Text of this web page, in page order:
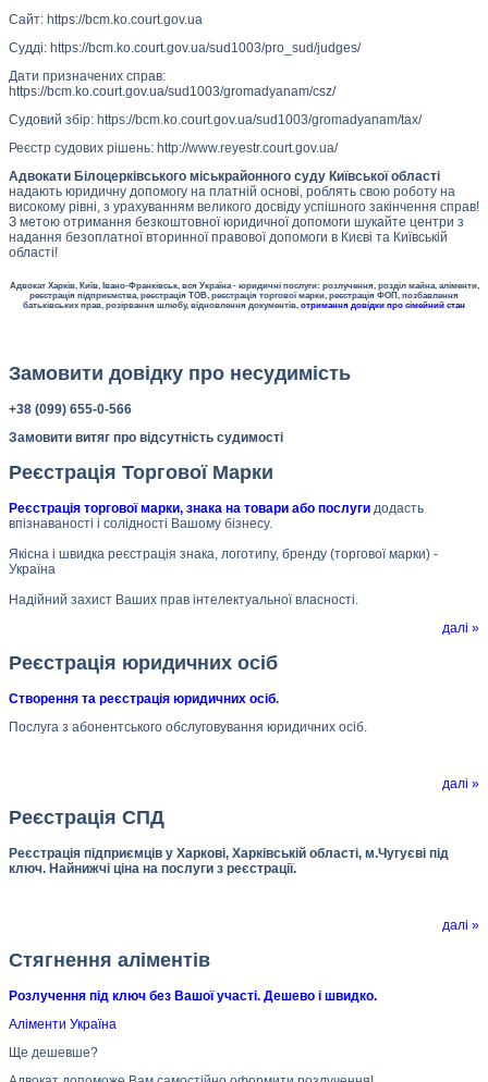
Сайт: https://bcm.ko.court.gov.ua
Судді: https://bcm.ko.court.gov.ua/sud1003/pro_sud/judges/
Дати призначених справ:
https://bcm.ko.court.gov.ua/sud1003/gromadyanam/csz/
Судовий збір: https://bcm.ko.court.gov.ua/sud1003/gromadyanam/tax/
Реєстр судових рішень: http://www.reyestr.court.gov.ua/
Адвокати Білоцерківського міськрайонного суду Київської області
надають юридичну допомогу на платній основі, роблять свою роботу на
високому рівні, з урахуванням великого досвіду успішного закінчення справ!
З метою отримання безкоштовної юридичної допомоги шукайте центри з
надання безоплатної вторинної правової допомоги в Києві та Київській
області!
Адвокат Харків, Київ, Івано-Франківськ, вся Україна - юридичні послуги: розлучення, розділ майна, аліменти,
реєстрація підприємства, реєстрація ТОВ, реєстрація торгової марки, реєстрація ФОП, позбавлення
батьківських прав, розірвання шлюбу, відновлення документів, отримання довідки про сімейний стан
Замовити довідку про несудимість
+38 (099) 655-0-566
Замовити витяг про відсутність судимості
Реєстрація Торгової Марки
Реєстрація торгової марки, знака на товари або послуги додасть
впізнаваності і солідності Вашому бізнесу.
Якісна і швидка реєстрація знака, логотипу, бренду (торгової марки) -
Україна
Надійний захист Ваших прав інтелектуальної власності.
далі »
Реєстрація юридичних осіб
Створення та реєстрація юридичних осіб.
Послуга з абонентського обслуговування юридичних осіб.
далі »
Реєстрація СПД
Реєстрація підприємців у Харкові, Харківській області, м.Чугуєві під
ключ. Найнижчі ціна на послуги з реєстрації.
далі »
Стягнення аліментів
Розлучення під ключ без Вашої участі. Дешево і швидко.
Аліменти Україна
Ще дешевше?